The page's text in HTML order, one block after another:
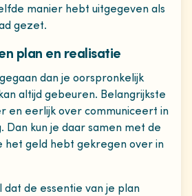
manier hebt uitgegeven als
gezet.
plan en realisatie
dan je oorspronkelijk
altijd gebeuren. Belangrijkste
en eerlijk over communiceert in
Dan kun je daar samen met de
het geld hebt gekregen over in
dat de essentie van je plan